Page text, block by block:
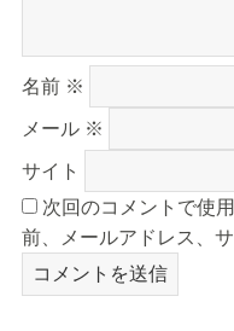
名前 ※
メール ※
サイト
次回のコメントで使
前、メールアドレス、